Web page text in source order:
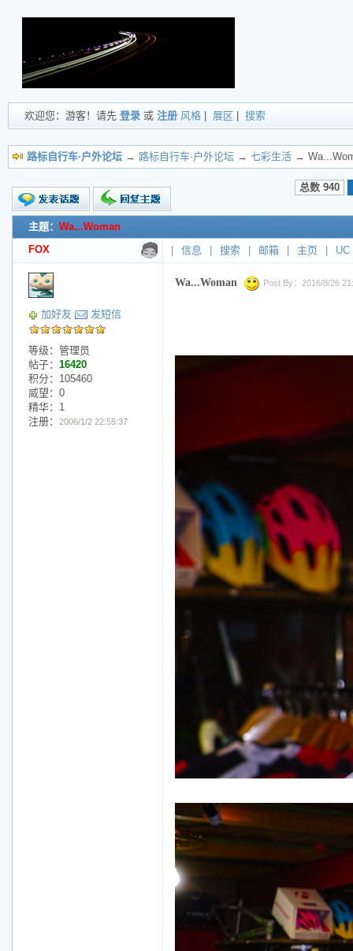
欢迎您：游客！请先 登录 或 注册 风格 展区 搜索
路标自行车·户外论坛 → 路标自行车·户外论坛 → 七彩生活 →
新的主题
投票帖
交易帖
小字报
总数 940
主题： Wa...Woman
FOX
信息 搜索 邮箱 主页 UC
加好友 发短信
等级：管理员
帖子： 16420
积分：105460
威望：0
精华：1
注册：
2006/1/2 22:55:37
Wa...Woman Post By：2016/8/26